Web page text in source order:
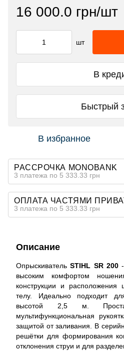
16 000.0 грн/шт
шт
В
Быстрый
В избранное
РАССРОЧКА MONOBANK
3 платежа по 5 333.33 грн
ОПЛАТА ЧАСТЯМИ
3 платежа по 5 333.33 грн
Описание
ОпрыскивательSTIHL SR 200-
высоким комфортом
конструкции и расположения
телу. Идеально подходит
высотой 2,5 м.
мультифункциональная
защитой от заливания. В
решётки для формирования
отклонения струи и для